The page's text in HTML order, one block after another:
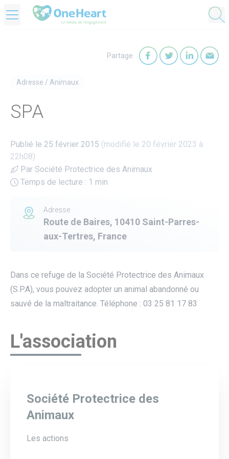
Partage
Adresse / Animaux
SPA
Publié le 25 février 2015 (modifié le 20 février 2023 à
22h08)
Par Société Protectrice des Animaux
Temps de lecture : 1 min
Adresse
Route de Baires, 10410 Saint-Parres-
aux-Tertres, France
Dans ce refuge de la Société Protectrice des Animaux
(S.P.A), vous pouvez adopter un animal abandonné ou
sauvé de la maltraitance. Téléphone : 03 25 81 17 83
L'association
Société Protectrice des
Animaux
Les actions